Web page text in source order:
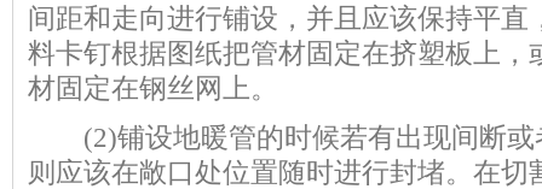
间距和走向进行铺设，并且应该保持平直
料卡钉根据图纸把管材固定在挤塑板上，
材固定在钢丝网上。
(2)铺设地暖管的时候若有出现间断或
则应该在敞口处位置随时进行封堵。在切